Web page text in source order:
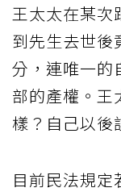
王太太在某次
到先生去世後
分，連唯一的
部的產權。王
樣？自己以後
目前民法規定